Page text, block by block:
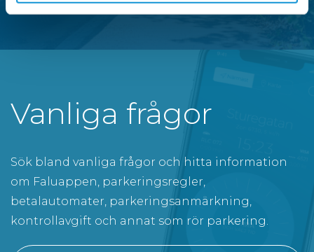
Vanliga frågor
Sök bland vanliga frågor och hitta information
om Faluappen, parkeringsregler,
betalautomater, parkeringsanmärkning,
kontrollavgift och annat som rör parkering.